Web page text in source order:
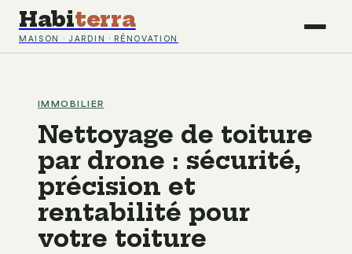
Habiterra
MAISON · JARDIN · RÉNOVATION
IMMOBILIER
Nettoyage de toiture
par drone : sécurité,
précision et
rentabilité pour
votre toiture